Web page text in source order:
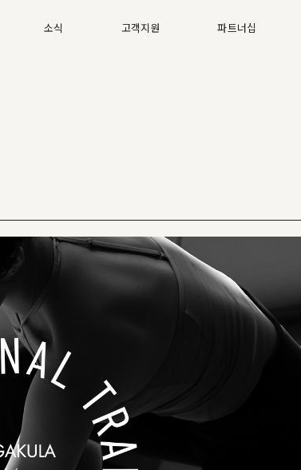
소식 고객지원 파트너십